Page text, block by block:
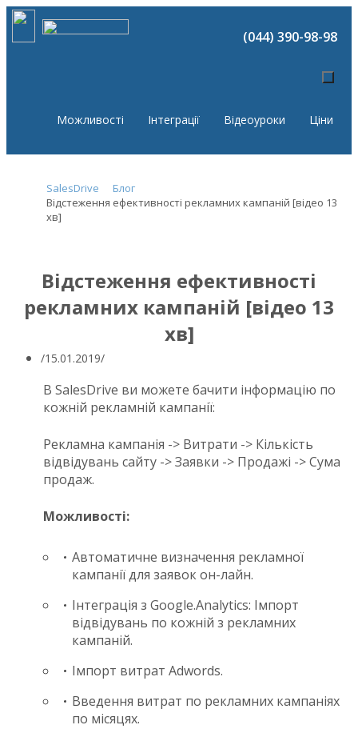
(044) 390-98-98
Можливості Інтеграції Відеоуроки Ціни
SalesDrive
Блог
Відстеження ефективності рекламних кампаній [відео 13
хв]
Відстеження ефективності
рекламних кампаній [відео 13
хв]
15.01.2019
В SalesDrive ви можете бачити інформацію по
кожній рекламній кампанії:
Рекламна кампанія -> Витрати -> Кількість
відвідувань сайту -> Заявки -> Продажі -> Сума
продаж.
Можливості:
Автоматичне визначення рекламної
кампанії для заявок он-лайн.
Інтеграція з Google.Analytics: Імпорт
відвідувань по кожній з рекламних
кампаній.
Імпорт витрат Adwords.
Введення витрат по рекламних кампаніях
по місяцях.